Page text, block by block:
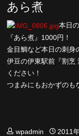
あら煮
本日
『あら煮』1000円！
金目鯛など本日の刺身
伊豆の伊東駅前『割烹
ください！
つまみにもおかずの
wpadmin 2011